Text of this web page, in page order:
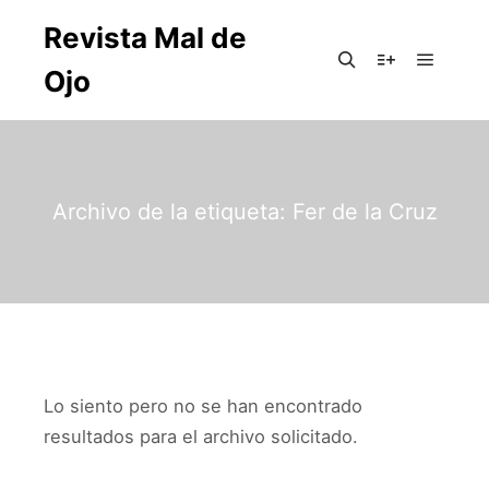
Revista Mal de
Ojo
Archivo de la etiqueta: Fer de la Cruz
Lo siento pero no se han encontrado
resultados para el archivo solicitado.